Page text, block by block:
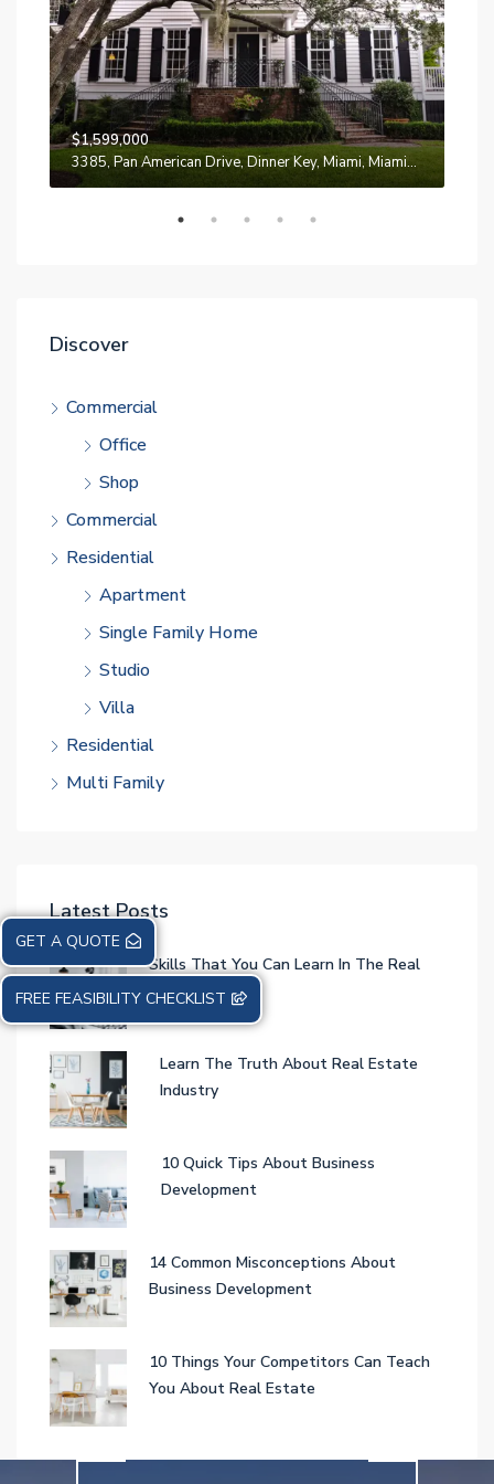
$1,599,000
3385, Pan American Drive, Dinner Key, Miami, Miami-Dade County, Florida, 33133, United States
Discover
Commercial
Office
Shop
Commercial
Residential
Apartment
Single Family Home
Studio
Villa
Residential
Multi Family
Latest Posts
Skills That You Can Learn In The Real
Estate Market
Learn The Truth About Real Estate
Industry
10 Quick Tips About Business
Development
14 Common Misconceptions About
Business Development
10 Things Your Competitors Can Teach
You About Real Estate
GET A QUOTE
FREE FEASIBILITY CHECKLIST